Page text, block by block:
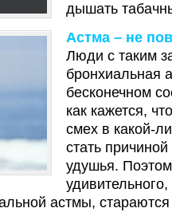
дышать
Астма – не
Люди с таким
бронхиальная
бесконечном
как кажется,
смех в какой-
стать
удушья.
астмы, стараются